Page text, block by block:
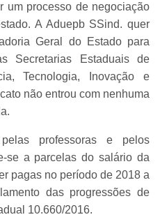
um processo de negociação
A Aduepb SSind. quer
Geral do Estado para
Secretarias Estaduais de
Tecnologia, Inovação e
não entrou com nenhuma
professoras e pelos
se a parcelas do salário da
pagas no período de 2018 a
das progressões de
10.660/2016.